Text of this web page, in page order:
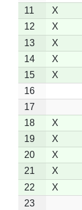
11
X
12
X
13
X
14
X
15
X
16
17
18
X
19
X
20
X
21
X
22
X
23